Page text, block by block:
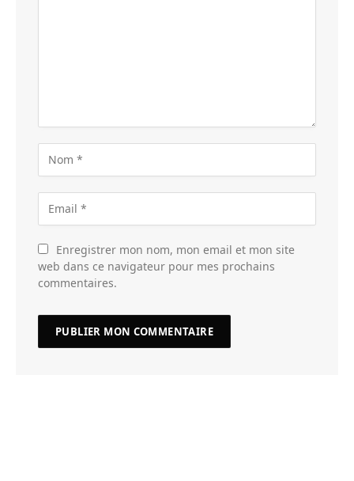
Enregistrer mon nom, mon email et mon site
web dans ce navigateur pour mes prochains
commentaires.